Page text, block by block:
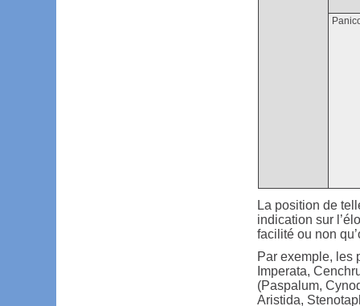
La position de
indication sur
facilité ou non
Par exemple, les
Imperata,
(Paspalum,
Aristida,